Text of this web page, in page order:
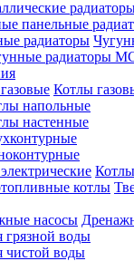
радиаторы
Котлы
напольные
настенные
грязной воды
чистой воды